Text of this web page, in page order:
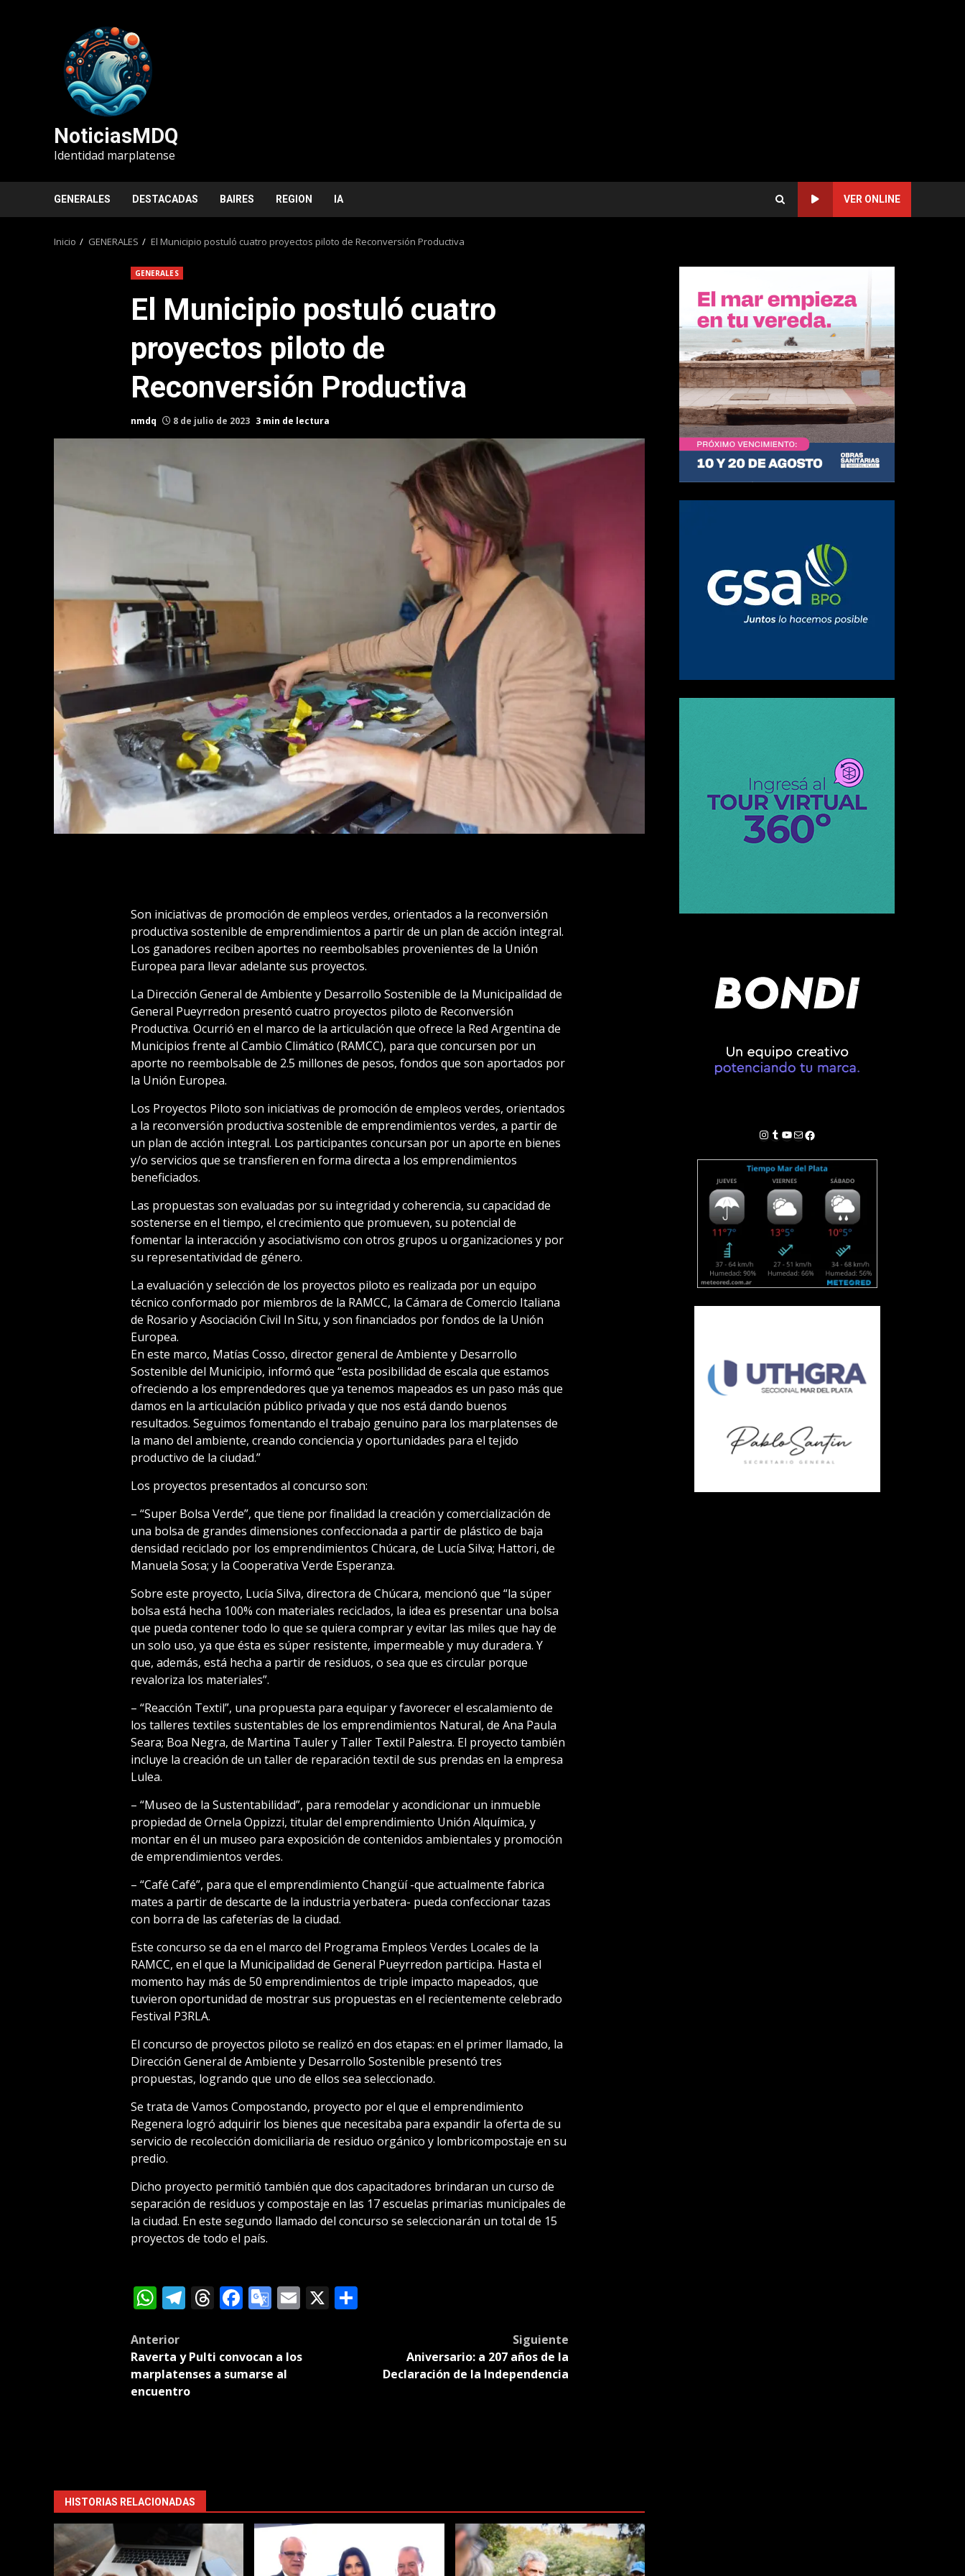
NoticiasMDQ
Identidad marplatense
GENERALES DESTACADAS BAIRES REGION IA VER ONLINE
Inicio GENERALES El Municipio postuló cuatro proyectos piloto de Reconversión Productiva
GENERALES
El Municipio postuló cuatro
proyectos piloto de
Reconversión Productiva
nmdq 8 de julio de 2023 3 min de lectura
Son iniciativas de promoción de empleos verdes, orientados a la reconversión
productiva sostenible de emprendimientos a partir de un plan de acción integral.
Los ganadores reciben aportes no reembolsables provenientes de la Unión
Europea para llevar adelante sus proyectos.
La Dirección General de Ambiente y Desarrollo Sostenible de la Municipalidad de
General Pueyrredon presentó cuatro proyectos piloto de Reconversión
Productiva. Ocurrió en el marco de la articulación que ofrece la Red Argentina de
Municipios frente al Cambio Climático (RAMCC), para que concursen por un
aporte no reembolsable de 2.5 millones de pesos, fondos que son aportados por
la Unión Europea.
Los Proyectos Piloto son iniciativas de promoción de empleos verdes, orientados
a la reconversión productiva sostenible de emprendimientos verdes, a partir de
un plan de acción integral. Los participantes concursan por un aporte en bienes
y/o servicios que se transfieren en forma directa a los emprendimientos
beneficiados.
Las propuestas son evaluadas por su integridad y coherencia, su capacidad de
sostenerse en el tiempo, el crecimiento que promueven, su potencial de
fomentar la interacción y asociativismo con otros grupos u organizaciones y por
su representatividad de género.
La evaluación y selección de los proyectos piloto es realizada por un equipo
técnico conformado por miembros de la RAMCC, la Cámara de Comercio Italiana
de Rosario y Asociación Civil In Situ, y son financiados por fondos de la Unión
Europea.
En este marco, Matías Cosso, director general de Ambiente y Desarrollo
Sostenible del Municipio, informó que “esta posibilidad de escala que estamos
ofreciendo a los emprendedores que ya tenemos mapeados es un paso más que
damos en la articulación público privada y que nos está dando buenos
resultados. Seguimos fomentando el trabajo genuino para los marplatenses de
la mano del ambiente, creando conciencia y oportunidades para el tejido
productivo de la ciudad.”
Los proyectos presentados al concurso son:
– “Super Bolsa Verde”, que tiene por finalidad la creación y comercialización de
una bolsa de grandes dimensiones confeccionada a partir de plástico de baja
densidad reciclado por los emprendimientos Chúcara, de Lucía Silva; Hattori, de
Manuela Sosa; y la Cooperativa Verde Esperanza.
Sobre este proyecto, Lucía Silva, directora de Chúcara, mencionó que “la súper
bolsa está hecha 100% con materiales reciclados, la idea es presentar una bolsa
que pueda contener todo lo que se quiera comprar y evitar las miles que hay de
un solo uso, ya que ésta es súper resistente, impermeable y muy duradera. Y
que, además, está hecha a partir de residuos, o sea que es circular porque
revaloriza los materiales”.
– “Reacción Textil”, una propuesta para equipar y favorecer el escalamiento de
los talleres textiles sustentables de los emprendimientos Natural, de Ana Paula
Seara; Boa Negra, de Martina Tauler y Taller Textil Palestra. El proyecto también
incluye la creación de un taller de reparación textil de sus prendas en la empresa
Lulea.
– “Museo de la Sustentabilidad”, para remodelar y acondicionar un inmueble
propiedad de Ornela Oppizzi, titular del emprendimiento Unión Alquímica, y
montar en él un museo para exposición de contenidos ambientales y promoción
de emprendimientos verdes.
– “Café Café”, para que el emprendimiento Changüí -que actualmente fabrica
mates a partir de descarte de la industria yerbatera- pueda confeccionar tazas
con borra de las cafeterías de la ciudad.
Este concurso se da en el marco del Programa Empleos Verdes Locales de la
RAMCC, en el que la Municipalidad de General Pueyrredon participa. Hasta el
momento hay más de 50 emprendimientos de triple impacto mapeados, que
tuvieron oportunidad de mostrar sus propuestas en el recientemente celebrado
Festival P3RLA.
El concurso de proyectos piloto se realizó en dos etapas: en el primer llamado, la
Dirección General de Ambiente y Desarrollo Sostenible presentó tres
propuestas, logrando que uno de ellos sea seleccionado.
Se trata de Vamos Compostando, proyecto por el que el emprendimiento
Regenera logró adquirir los bienes que necesitaba para expandir la oferta de su
servicio de recolección domiciliaria de residuo orgánico y lombricompostaje en su
predio.
Dicho proyecto permitió también que dos capacitadores brindaran un curso de
separación de residuos y compostaje en las 17 escuelas primarias municipales de
la ciudad. En este segundo llamado del concurso se seleccionarán un total de 15
proyectos de todo el país.
WhatsApp
Telegram
Threads
Facebook
Google
Email
X Compartir
Post
navigation
Anterior
Raverta y Pulti convocan a los
marplatenses a sumarse al
encuentro
Siguiente
Aniversario: a 207 años de la
Declaración de la Independencia
HISTORIAS RELACIONADAS
Instagram
Tumblr
YouTube
Correo electrónico
Facebook